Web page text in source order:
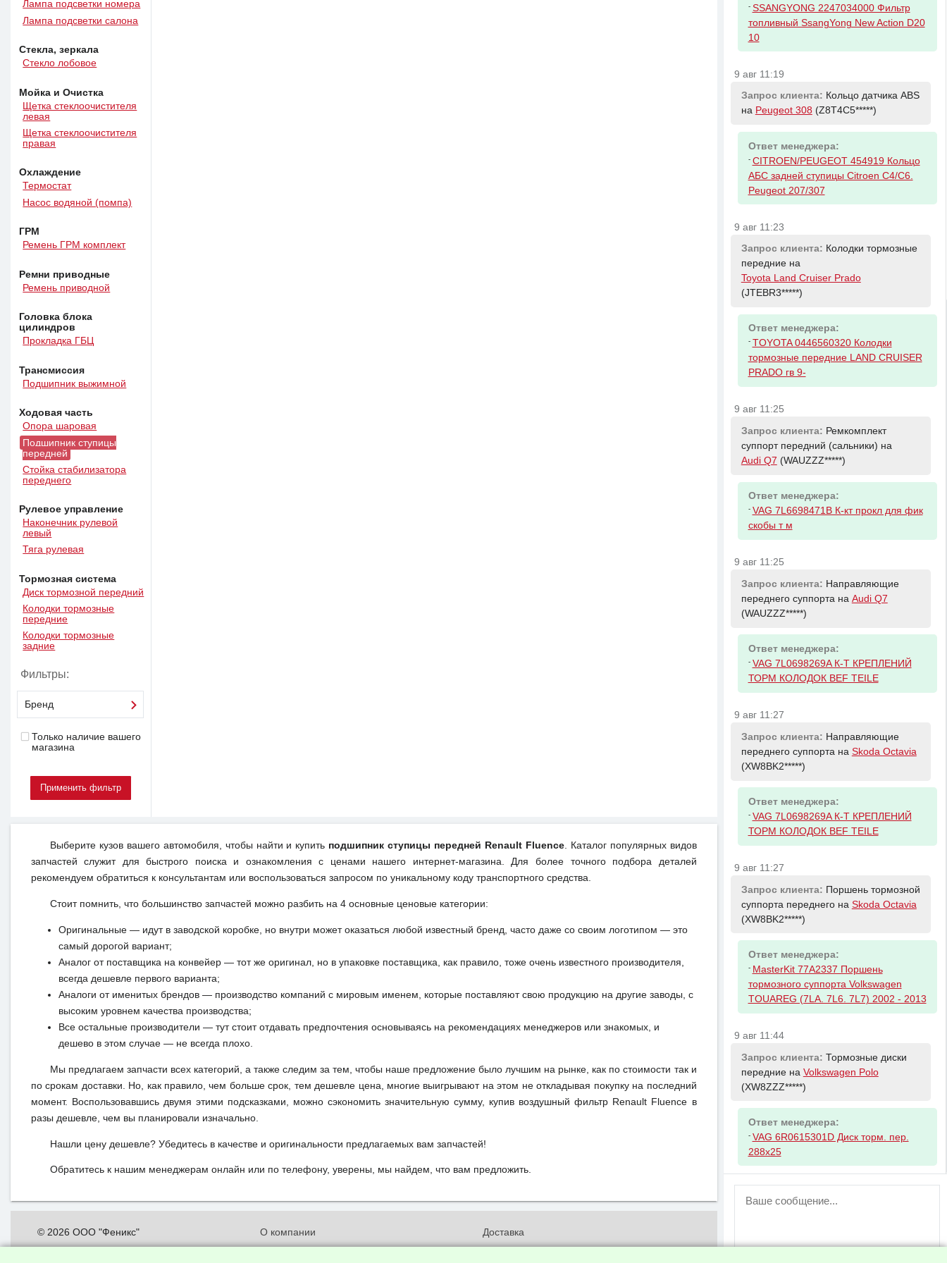
Лампа подсветки номера
Лампа подсветки салона
Стекла, зеркала
Стекло лобовое
Мойка и Очистка
Щетка стеклоочистителя
левая
Щетка стеклоочистителя
правая
Охлаждение
Термостат
Насос водяной (помпа)
ГРМ
Ремень ГРМ комплект
Ремни приводные
Ремень приводной
Головка блока
цилиндров
Прокладка ГБЦ
Трансмиссия
Подшипник выжимной
Ходовая часть
Опора шаровая
Подшипник ступицы
передней
Стойка стабилизатора
переднего
Рулевое управление
Наконечник рулевой
левый
Тяга рулевая
Тормозная система
Диск тормозной передний
Колодки тормозные
передние
Колодки тормозные
задние
Фильтры:
Бренд
Только наличие вашего
магазина
Выберите кузов вашего автомобиля, чтобы найти и купить подшипник ступицы передней Renault Fluence. Каталог популярных видов
запчастей служит для быстрого поиска и ознакомления с ценами нашего интернет-магазина. Для более точного подбора деталей
рекомендуем обратиться к консультантам или воспользоваться запросом по уникальному коду транспортного средства.
Стоит помнить, что большинство запчастей можно разбить на 4 основные ценовые категории:
Оригинальные — идут в заводской коробке, но внутри может оказаться любой известный бренд, часто даже со своим логотипом — это
самый дорогой вариант;
Аналог от поставщика на конвейер — тот же оригинал, но в упаковке поставщика, как правило, тоже очень известного производителя,
всегда дешевле первого варианта;
Аналоги от именитых брендов — производство компаний с мировым именем, которые поставляют свою продукцию на другие заводы, с
высоким уровнем качества производства;
Все остальные производители — тут стоит отдавать предпочтения основываясь на рекомендациях менеджеров или знакомых, и
дешево в этом случае — не всегда плохо.
Мы предлагаем запчасти всех категорий, а также следим за тем, чтобы наше предложение было лучшим на рынке, как по стоимости так и
по срокам доставки. Но, как правило, чем больше срок, тем дешевле цена, многие выигрывают на этом не откладывая покупку на последний
момент. Воспользовавшись двумя этими подсказками, можно сэкономить значительную сумму, купив воздушный фильтр Renault Fluence в
разы дешевле, чем вы планировали изначально.
Нашли цену дешевле? Убедитесь в качестве и оригинальности предлагаемых вам запчастей!
Обратитесь к нашим менеджерам онлайн или по телефону, уверены, мы найдем, что вам предложить.
© 2026 ООО "Феникс"
О компании
Доставка
- SSANGYONG 2247034000 Фильтр
топливный SsangYong New Action D20
10
9 авг 11:19
Запрос клиента: Кольцо датчика ABS
на Peugeot 308 (Z8T4C5*****)
Ответ менеджера:
- CITROEN/PEUGEOT 454919 Кольцо
АБС задней ступицы Citroen C4/C6.
Peugeot 207/307
9 авг 11:23
Запрос клиента: Колодки тормозные
передние на
Toyota Land Cruiser Prado
(JTEBR3*****)
Ответ менеджера:
- TOYOTA 0446560320 Колодки
тормозные передние LAND CRUISER
PRADO гв 9-
9 авг 11:25
Запрос клиента: Ремкомплект
суппорт передний (сальники) на
Audi Q7 (WAUZZZ*****)
Ответ менеджера:
- VAG 7L6698471B К-кт прокл для фик
скобы т м
9 авг 11:25
Запрос клиента: Направляющие
переднего суппорта на Audi Q7
(WAUZZZ*****)
Ответ менеджера:
- VAG 7L0698269A К-Т КРЕПЛЕНИЙ
ТОРМ КОЛОДОК BEF TEILE
9 авг 11:27
Запрос клиента: Направляющие
переднего суппорта на Skoda Octavia
(XW8BK2*****)
Ответ менеджера:
- VAG 7L0698269A К-Т КРЕПЛЕНИЙ
ТОРМ КОЛОДОК BEF TEILE
9 авг 11:27
Запрос клиента: Поршень тормозной
суппорта переднего на Skoda Octavia
(XW8BK2*****)
Ответ менеджера:
- MasterKit 77A2337 Поршень
тормозного суппорта Volkswagen
TOUAREG (7LA. 7L6. 7L7) 2002 - 2013
9 авг 11:44
Запрос клиента: Тормозные диски
передние на Volkswagen Polo
(XW8ZZZ*****)
Ответ менеджера:
- VAG 6R0615301D Диск торм. пер.
288x25
ВНИМАНИЕ!
пользователей временно отключена!